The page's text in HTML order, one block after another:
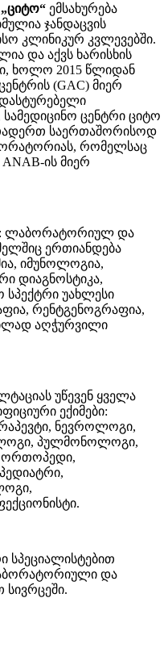
ემსახურება
ჯანდაცვის
კლინიკურ კვლევებში.
და აქვს ხარისხის
ხოლო 2015 წლიდან
(GAC) მიერ
სამედიცინო ცენტრი ციტო
საერთაშორისოდ
რომელსაც
ის მიერ
ლაბორატორიულ და
ერთიანდება
იმუნოლოგია,
დიაგნოსტიკა,
უახლესი
რენტგენოგრაფია,
აღჭურვილი
უწევენ ყველა
ექიმები:
ნევროლოგი,
პულმონოლოგი,
ორთოპედი,
სპეციალისტებით
და
სივრცეში.